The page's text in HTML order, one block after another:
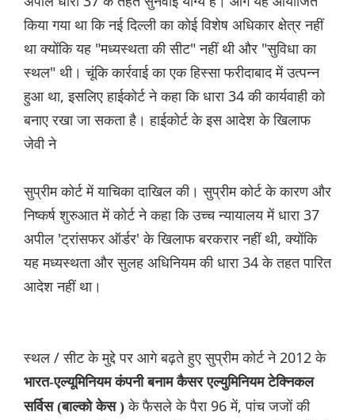
किया गया था कि नई दिल्ली का कोई विशेष अधिकार क्षेत्र नहीं
था क्योंकि यह "मध्यस्थता की सीट" नहीं थी और "सुविधा का
स्थल" थी। चूंकि कार्रवाई का एक हिस्सा फरीदाबाद में उत्पन्न
हुआ था, इसलिए हाईकोर्ट ने कहा कि धारा 34 की कार्यवाही को
बनाए रखा जा सकता है। हाईकोर्ट के इस आदेश के खिलाफ
जेवी ने
सुप्रीम कोर्ट में याचिका दाखिल की। सुप्रीम कोर्ट के कारण और
निष्कर्ष शुरुआत में कोर्ट ने कहा कि उच्च न्यायालय में धारा 37
अपील 'ट्रांसफर ऑर्डर' के खिलाफ बरकरार नहीं थी, क्योंकि
यह मध्यस्थता और सुलह अधिनियम की धारा 34 के तहत पारित
आदेश नहीं था।
स्थल / सीट के मुद्दे पर आगे बढ़ते हुए सुप्रीम कोर्ट ने 2012 के
भारत-एल्यूमिनियम कंपनी बनाम कैसर एल्युमिनियम टेक्निकल
सर्विस (बाल्को केस )के फैसले के पैरा 96 में, पांच जजों की